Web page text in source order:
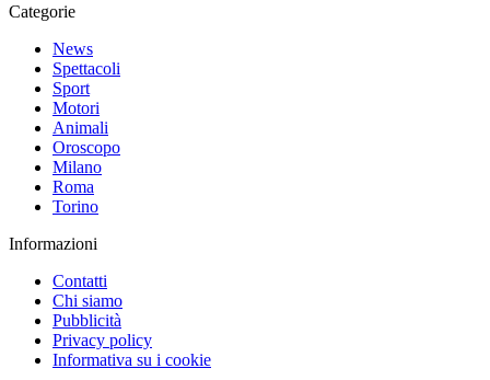
Categorie
News
Spettacoli
Sport
Motori
Animali
Oroscopo
Milano
Roma
Torino
Informazioni
Contatti
Chi siamo
Pubblicità
Privacy policy
Informativa su i cookie